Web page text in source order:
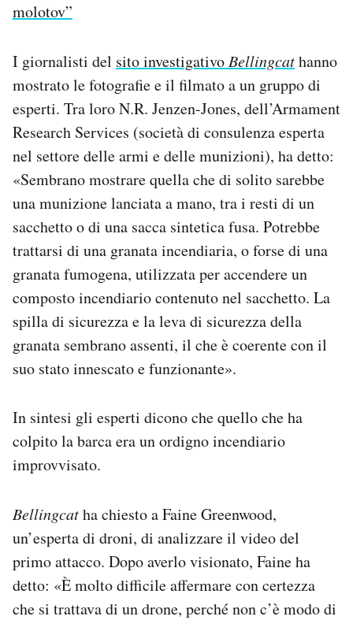
molotov”
I giornalisti del sito investigativo Bellingcathanno
mostrato le fotografie e il filmato a un gruppo di
esperti. Tra loro N.R. Jenzen-Jones, dell’Armament
Research Services (società di consulenza esperta
nel settore delle armi e delle munizioni), ha detto:
«Sembrano mostrare quella che di solito sarebbe
una munizione lanciata a mano, tra i resti di un
sacchetto o di una sacca sintetica fusa. Potrebbe
trattarsi di una granata incendiaria, o forse di una
granata fumogena, utilizzata per accendere un
composto incendiario contenuto nel sacchetto. La
spilla di sicurezza e la leva di sicurezza della
granata sembrano assenti, il che è coerente con il
suo stato innescato e funzionante».
In sintesi gli esperti dicono che quello che ha
colpito la barca era un ordigno incendiario
improvvisato.
Bellingcatha chiesto a Faine Greenwood,
un’esperta di droni, di analizzare il video del
primo attacco. Dopo averlo visionato, Faine ha
detto: «È molto difficile affermare con certezza
che si trattava di un drone, perché non c’è modo di